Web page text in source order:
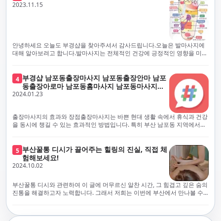
선택하는 것이 중요합니다.부산에서 러시아 홈케어를 전문으로 하는 부경샵
은, 항상 후불제로 운영하면서 청결과 안전을 가장 중요하게 여깁니다. 부산
에서 진정으로 즐거운 부산 러시아 홈케어 경험을 해보시길 바랍니다. 그렇
죠, 부경샵은 선입금을 요구하지 않아요. 부산 러시아 홈케어를 선택하기 전
에, 주의해야 할 사항들을 반드시 확인해 보세요. 선입금 관련 사기에는 항상
조심해야 합니다. 070으로 시작하는 인터넷 전화나 텔레그램 같은 메시지
앱에만 의존하는 업체는 특히 더 조심해 주세요. 이런 경우, 선입금을 하지
부경샵은 부산 출장 후불제 서비스를 모범적으로 운영하고 있으며, 명성을
악용하는 사기 업체로부터 발생할 수 있는 모든 부정행위와 간접적인 피해
를 방지하기 위해 노력하고 있어요. 만약 부경샵 을 사칭하며 선불 결제를 요
구하는 마사지 서비스를 발견하신다면, 그런 곳은 피하시고 저희에게 알려
주세요.부경샵에서는 모든 서비스가 관리사가 도착한 후에 결제하는 걸 기
본으로 해요. 부경샵은 부산에서 부산 러시아 홈케어를 전문으로 하며,
100% 후불제를 거래의 기본으로 삼고 있어요. 왜 부경샵이 특별한지 궁금하
시죠? 여기서만 느낄 수 있는 특별한 경험을 소개합니다! 부경샵과 함께라면
험을 제공해요. 준비하신 모든 것에 놀랄 준비를 하세요. 부경샵은 오랜 시간
동안 지역에서 최고의 출장업체가 되겠다는 하나의 신념으로 노력해 왔어
요.부경샵의 전통적인 서비스로, 단 한 순간도 낭비하지 않고 쌓인 피로를 풀
어드릴 거예요. 비가 오든 눈이 오든, 어디에 계시든 부경샵이 찾아가 도와드
릴게요. 부경샵의 서비스는 부산의 모든 곳, 집이든 모텔이든 호텔이든 오피
스텔이든 아파트든, 여러분을 위해 준비되어 있어요.부경샵 지역에서 가장
멀리까지 다니며, 편리함을 최우선으로 생각해요. 빠르고 효율적인 운영 시
게 조절되어, 진정한 에너지 회복을 경험하실 수 있어요.부경샵은 부산에서
전문적으로 훈련된 관리사를 다수 보유하고 있음을 자랑스럽게 여깁니다.
현대 사회의 불확실성 속에서, 부경샵은 안전을 최우선으로 여기며, 이를 위
해 100% 후불제 시행은 물론, 코로나19 상황에서도 관리사들의 건강 진단
업체에 대해서는 경계하는 것이 중요합니다. 부경샵의 접근 방식과 정책은
인천에서의 안전하고 신뢰할 수 있는 고품질 마사지 경험을 집앞에서 제공
하기 위해 고안되었습니다. 부경샵은 부산 일본인 홈케어 서비스를 전문으
로 하며, 항상 고객님의 편의와 안전을 최우선으로 고려하여 후불제 시스템
거운 마사지 경험을 보장합니다. 부경샵의 서비스는 선입금 없이 이용 가능
한 부산 일본인 홈케어로, 선입금 요구 없이 서비스를 제공함으로써 고객님
의 신뢰를 최우선으로 합니다. 이용 전 주의사항을 꼼꼼히 확인하시고, 선입
금 사기로부터 자신을 보호하는 것이 중요합니다. 부산 일본인 홈케어 서비
스를 찾으실 때는 070으로 시작하는 인터넷 전화번호나 텔레그램과 같은 메
시징 플랫폼만을 이용하는 업체에 주의해야 합니다. 이러한 서비스는 선지
급 없이 이용할 수 있어야 하며, 부경샵은 이러한 걱정 없이 안전하고 신뢰할
수 있는 서비스를 제공합니다. 부경샵은 부산 일본인 홈케어 후불제의 모범
적인 피해가 발생하지 않도록 지속적으로 노력하고 있습니다. 부경샵을 사
칭하여 선불 결제를 요구하는 마사지 서비스에 대해서는 각별한 주의가 필
요합니다. '부경샵'은 관리사의 도착 이후에 결제가 이루어지는 후불제를
기본 원칙으로 하는 부산 일본인 홈케어 전문 업체입니다. 이 운영 방식은 고
객님의 신뢰를 최우선으로 여기며, 모든 코스에서 100% 후불제를 시행하고
있습니다. 왜 부경샵이 부산에서 특별한지, 그 이유를 알려드리겠습니다.
여기서는 단순한 부산 일본인 홈케어 서비스를 넘어서, 비교 불가한 경험을
러분을 기다리고 있으니, 준비되셨나요? 부경샵은 오랜 시간 동안 지역 최
2023.11.15
안녕하세요 오늘도 부경샵을 찾아주셔서 감사드립니다.오늘은 발마사지에
대해 알아보려고 합니다.발마사지는 전체적인 건강에 긍정적인 영향을 미칠
명하겠습니다.근육 이완과 피로 완화: 발마사지는 발 아치, 발가락, 발등 등
에 위치한 다양한 근육을 이완시키는 효과가 있습니다. 일상적인 활동이나
장시간의 서있는 자세로 인해 긴장된 발 근육을 느슨하게 만들어주어 편안
함을 제공합니다. 이는 근육의 유연성을 향상시키고 근육의 혈액순환을 촉
진하는 데 도움이 됩니다.혈액순환 개선: 발마사지는 혈액순환을 촉진하는
데 기여합니다. 마사지로 근육과 혈관이 이완되면 혈액이 더 원활하게 흐르
게 되어 세포와 조직에 산소와 영양소가 빠르게 공급됩니다. 이는 세포의 기
장된 근육과 신경을 완화시켜 스트레스를 감소시킵니다. 발에는 다양한 신
경과 결절이 모여있어, 발마사지를 통해 이를 자극함으로써 정신적인 편안
함을 제공하는데 도움이 됩니다. 이는 스트레스 호르몬의 감소와 함께 심신
의 안정을 촉진합니다.면역 시스템 강화: 정기적인 발마사지는 면역 시스템
의 활동을 촉진하여 감염 및 질병에 대한 저항력을 향상시킬 수 있습니다. 마
사지는 림프순환을 촉진하고 세포 배출물을 제거함으로써 면역 시스템을 지
원합니다.숙면 유도: 발마사지는 긴장된 근육과 신경을 완화시켜 수면에 도
특정 포인트를 자극함으로써 소화 기능을 개선하는데 도움이 될 수 있습니
4 부경샵 남포동출장마사지 남포동출장안마 남포
동출장아로마 남포동홈마사지 남포동마사지출
장
2024.01.23
출장마사지의 효과와 장점출장마사지는 바쁜 현대 생활 속에서 휴식과 건강
을 동시에 챙길 수 있는 효과적인 방법입니다. 특히 부산 남포동 지역에서
와 신체적, 정신적 피로를 효과적으로 완화합니다. 전문 마사지사의 숙련된
손길은 긴장된 근육을 이완시키고, 스트레스 호르몬 수치를 감소시켜 마음
의 안정을 가져다 줍니다. 이는 일상의 업무 효율성을 높이고, 전반적인 삶의
질을 향상시키는 데 기여합니다.근육 이완과 유연성 향상:꾸준한 출장마사
지는 근육의 긴장과 경직을 해소하고 유연성을 향상시킵니다. 이는 운동 성
능을 개선하고, 근골격계 문제 및 부상 예방에 도움이 됩니다. 또한, 규칙적
인 마사지는 자세 개선에도 긍정적인 영향을 미칩니다.혈액 순환 촉진과 신
촉진합니다. 이는 신진대사를 활성화하고, 독소 배출을 돕습니다. 결과적으
5 부산꿀통 디시가 끌어주는 힐링의 진실, 직접 체
험해보세요!
2024.10.02
부산꿀통 디시와 관련하여 이 글에 머무르신 알찬 시간, 그 힘겹고 깊은 숨의
진통을 해결하고자 노력합니다. 그래서 저희는 이번에 부산에서 만나볼 수
그 해결책을 찾는 것이 어려운 상황을 맞이하는 경우가 많습니다. 부산꿀통